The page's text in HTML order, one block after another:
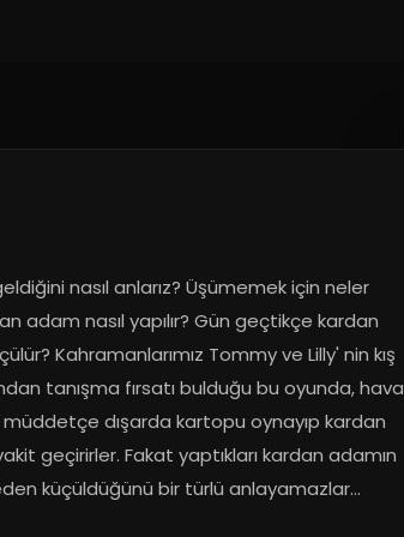
nasıl anlarız? Üşümemek için neler
adam nasıl yapılır? Gün geçtikçe kardan
Kahramanlarımız Tommy ve Lilly' nin kış
tanışma fırsatı bulduğu bu oyunda, hava
müddetçe dışarda kartopu oynayıp kardan
geçirirler. Fakat yaptıkları kardan adamın
küçüldüğünü bir türlü anlayamazlar…